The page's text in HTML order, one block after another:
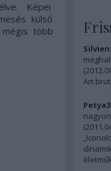
Képei
külső
több
Silvien:
(
Art
(